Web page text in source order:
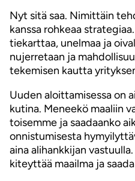
Nyt sitä saa. Nimittäin
kanssa rohkeaa
tiekarttaa, unelmaa ja
nujerretaan ja
tekemisen kautta
Uuden aloittamisessa on
kutina. Meneekö maaliin
toisemme ja saadaanko
onnistumisesta
aina alihankkijan
kiteyttää maailma ja